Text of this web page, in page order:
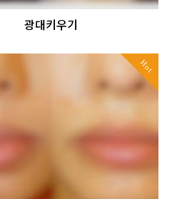
광대키우기
Hot